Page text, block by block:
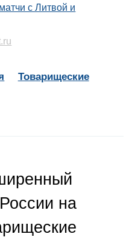
с Литвой и
Товарищеские
на